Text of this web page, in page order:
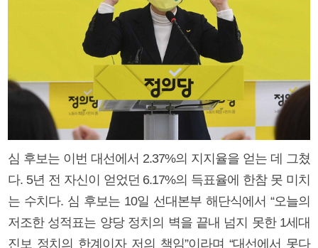
심 후보는 이번 대선에서 2.37%의 지지율을 얻는 데 그쳤
다. 5년 전 자신이 얻었던 6.17%의 득표율에 한참 못 미치
는 수치다. 심 후보는 10일 선대본부 해단식에서 “오늘의
저조한 성적표는 양당 정치의 벽을 끝내 넘지 못한 1세대
진보 정치의 한계이자 저의 책임”이라며 “대선에서 못다